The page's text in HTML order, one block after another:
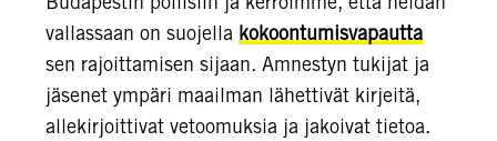
vallassaan on suojella kokoontumisvapautta
sen rajoittamisen sijaan. Amnestyn tukijat ja
jäsenet ympäri maailman lähettivät kirjeitä,
allekirjoittivat vetoomuksia ja jakoivat tietoa.